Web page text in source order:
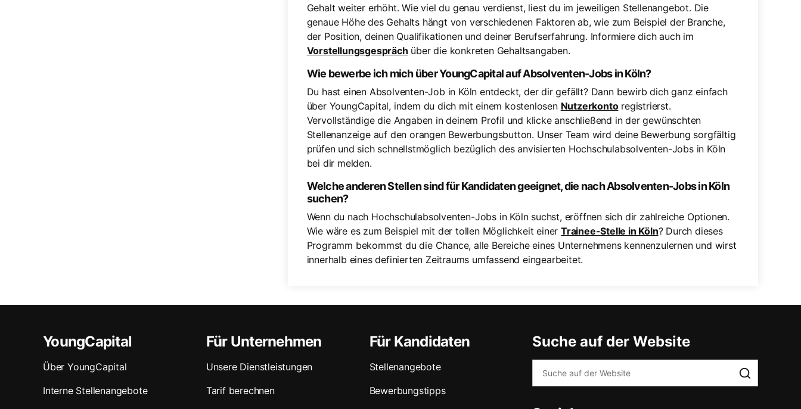
Gehalt weiter erhöht. Wie viel du genau verdienst, liest du im jeweiligen Stellenangebot. Die
genaue Höhe des Gehalts hängt von verschiedenen Faktoren ab, wie zum Beispiel der Branche,
der Position, deinen Qualifikationen und deiner Berufserfahrung. Informiere dich auch im
Vorstellungsgespräch über die konkreten Gehaltsangaben.
Wie bewerbe ich mich über YoungCapital auf Absolventen-Jobs in Köln?
Du hast einen Absolventen-Job in Köln entdeckt, der dir gefällt? Dann bewirb dich ganz einfach
über YoungCapital, indem du dich mit einem kostenlosen Nutzerkontoregistrierst.
Vervollständige die Angaben in deinem Profil und klicke anschließend in der gewünschten
Stellenanzeige auf den orangen Bewerbungsbutton. Unser Team wird deine Bewerbung sorgfältig
prüfen und sich schnellstmöglich bezüglich des anvisierten Hochschulabsolventen-Jobs in Köln
bei dir melden.
Welche anderen Stellen sind für Kandidaten geeignet, die nach Absolventen-Jobs in Köln
suchen?
Wenn du nach Hochschulabsolventen-Jobs in Köln suchst, eröffnen sich dir zahlreiche Optionen.
Wie wäre es zum Beispiel mit der tollen Möglichkeit einerTrainee-Stelle in Köln? Durch dieses
Programm bekommst du die Chance, alle Bereiche eines Unternehmens kennenzulernen und wirst
innerhalb eines definierten Zeitraums umfassend eingearbeitet.
YoungCapital
Über YoungCapital
Interne Stellenangebote
Für Unternehmen
Unsere Dienstleistungen
Tarif berechnen
Für Kandidaten
Stellenangebote
Bewerbungstipps
Suche auf der Website